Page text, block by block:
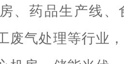
、药品生产线、
废气处理等行业